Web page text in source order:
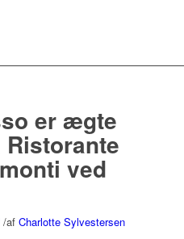
er ægte
ved
/af Charlotte Sylvestersen